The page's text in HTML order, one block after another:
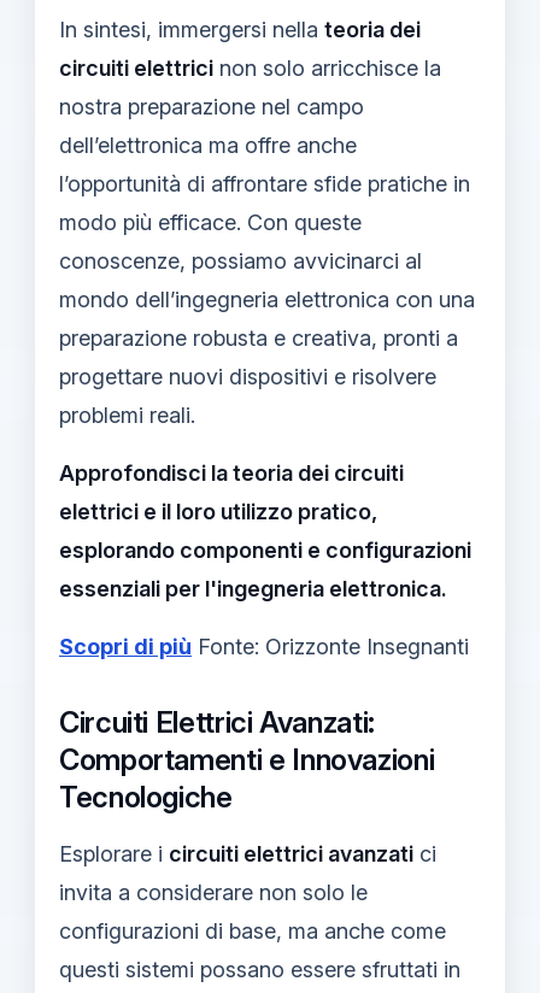
In sintesi, immergersi nella teoria dei
circuiti elettrici non solo arricchisce la
nostra preparazione nel campo
dell’elettronica ma offre anche
l’opportunità di affrontare sfide pratiche in
modo più efficace. Con queste
conoscenze, possiamo avvicinarci al
mondo dell’ingegneria elettronica con una
preparazione robusta e creativa, pronti a
progettare nuovi dispositivi e risolvere
problemi reali.
Approfondisci la teoria dei circuiti
elettrici e il loro utilizzo pratico,
esplorando componenti e configurazioni
essenziali per l'ingegneria elettronica.
Scopri di più Fonte: Orizzonte Insegnanti
Circuiti Elettrici Avanzati:
Comportamenti e Innovazioni
Tecnologiche
Esplorare i circuiti elettrici avanzati ci
invita a considerare non solo le
configurazioni di base, ma anche come
questi sistemi possano essere sfruttati in